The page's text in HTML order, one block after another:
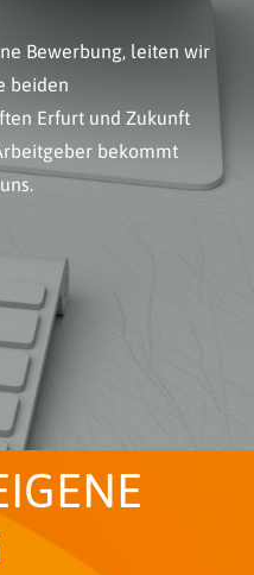
Bewerbung, leiten wir
beiden
Erfurt und Zukunft
bekommt